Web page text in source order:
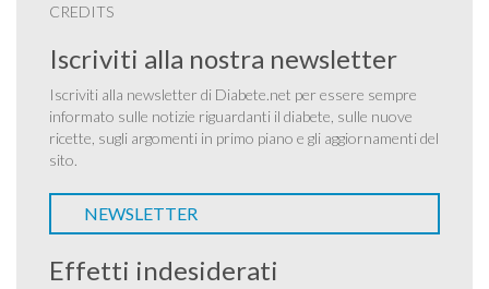
CREDITS
Iscriviti alla nostra newsletter
Iscriviti alla newsletter di Diabete.net per essere sempre
informato sulle notizie riguardanti il diabete, sulle nuove
ricette, sugli argomenti in primo piano e gli aggiornamenti del
sito.
NEWSLETTER
Effetti indesiderati